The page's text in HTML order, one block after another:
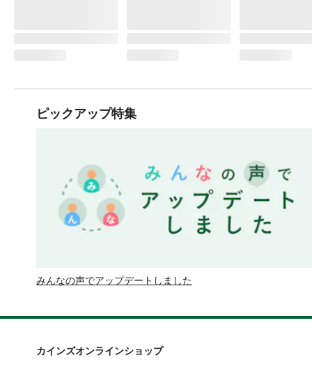
ピックアップ特集
みんなの声でアップデートしました
カインズオンラインショップ